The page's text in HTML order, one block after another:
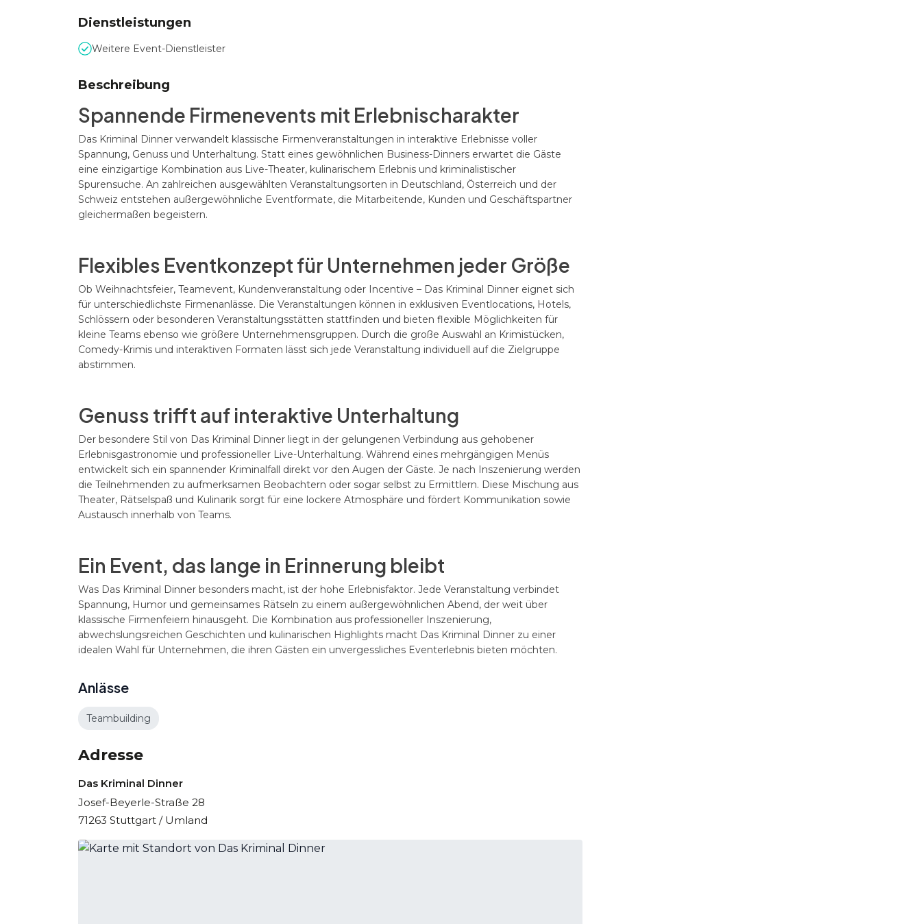
Dienstleistungen
Weitere Event-Dienstleister
Beschreibung
Spannende Firmenevents mit Erlebnischarakter
Das Kriminal Dinner verwandelt klassische Firmenveranstaltungen in interaktive Erlebnisse voller
Spannung, Genuss und Unterhaltung. Statt eines gewöhnlichen Business-Dinners erwartet die Gäste
eine einzigartige Kombination aus Live-Theater, kulinarischem Erlebnis und kriminalistischer
Spurensuche. An zahlreichen ausgewählten Veranstaltungsorten in Deutschland, Österreich und der
Schweiz entstehen außergewöhnliche Eventformate, die Mitarbeitende, Kunden und Geschäftspartner
gleichermaßen begeistern.
Flexibles Eventkonzept für Unternehmen jeder Größe
Ob Weihnachtsfeier, Teamevent, Kundenveranstaltung oder Incentive – Das Kriminal Dinner eignet sich
für unterschiedlichste Firmenanlässe. Die Veranstaltungen können in exklusiven Eventlocations, Hotels,
Schlössern oder besonderen Veranstaltungsstätten stattfinden und bieten flexible Möglichkeiten für
kleine Teams ebenso wie größere Unternehmensgruppen. Durch die große Auswahl an Krimistücken,
Comedy-Krimis und interaktiven Formaten lässt sich jede Veranstaltung individuell auf die Zielgruppe
abstimmen.
Genuss trifft auf interaktive Unterhaltung
Der besondere Stil von Das Kriminal Dinner liegt in der gelungenen Verbindung aus gehobener
Erlebnisgastronomie und professioneller Live-Unterhaltung. Während eines mehrgängigen Menüs
entwickelt sich ein spannender Kriminalfall direkt vor den Augen der Gäste. Je nach Inszenierung werden
die Teilnehmenden zu aufmerksamen Beobachtern oder sogar selbst zu Ermittlern. Diese Mischung aus
Theater, Rätselspaß und Kulinarik sorgt für eine lockere Atmosphäre und fördert Kommunikation sowie
Austausch innerhalb von Teams.
Ein Event, das lange in Erinnerung bleibt
Was Das Kriminal Dinner besonders macht, ist der hohe Erlebnisfaktor. Jede Veranstaltung verbindet
Spannung, Humor und gemeinsames Rätseln zu einem außergewöhnlichen Abend, der weit über
klassische Firmenfeiern hinausgeht. Die Kombination aus professioneller Inszenierung,
abwechslungsreichen Geschichten und kulinarischen Highlights macht Das Kriminal Dinner zu einer
idealen Wahl für Unternehmen, die ihren Gästen ein unvergessliches Eventerlebnis bieten möchten.
Anlässe
Teambuilding
Adresse
Das Kriminal Dinner
Josef-Beyerle-Straße 28
71263 Stuttgart / Umland